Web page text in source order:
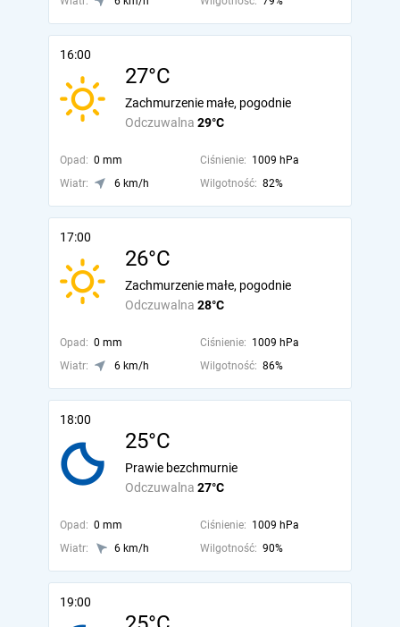
16:00
27°C
Odczuwalna 29°C
Zachmurzenie małe, pogodnie
Opad: 0 mm Ciśnienie: 1009 hPa
Wiatr:
6 km/h Wilgotność: 82%
17:00
26°C
Odczuwalna 28°C
Zachmurzenie małe, pogodnie
Opad: 0 mm Ciśnienie: 1009 hPa
Wiatr:
6 km/h Wilgotność: 86%
18:00
25°C
Odczuwalna 27°C
Prawie bezchmurnie
Opad: 0 mm Ciśnienie: 1009 hPa
Wiatr:
6 km/h Wilgotność: 90%
19:00